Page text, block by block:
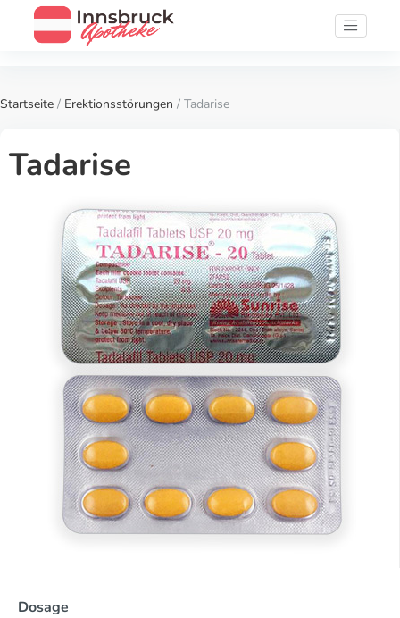
Startseite / Erektionsstörungen / Tadarise
Tadarise
Dosage